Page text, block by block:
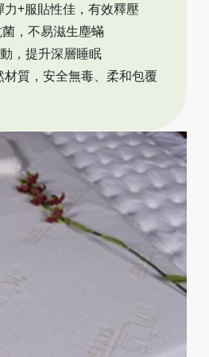
力+服貼性佳，有效釋壓
，不易滋生塵蟎
，提升深層睡眠
材質，安全無毒、柔和包覆